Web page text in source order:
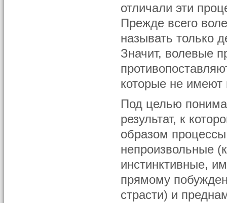
отличали эти
Прежде всего
называть только
Значит, волевые
которые не имеют
Под целью
результат, к
образом
непроизвольные
инстинктивные,
прямому
страсти) и